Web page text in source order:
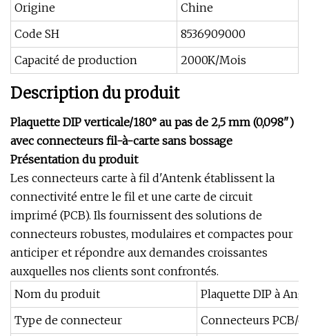
Origine
Chine
Code SH
8536909000
Capacité de production
2000K/Mois
Description du produit
Plaquette DIP verticale/180° au pas de 2,5 mm (0,098")
avec connecteurs fil-à-carte sans bossage
Présentation du produit
Les connecteurs carte à fil d'Antenk établissent la
connectivité entre le fil et une carte de circuit
imprimé (PCB). Ils fournissent des solutions de
connecteurs robustes, modulaires et compactes pour
anticiper et répondre aux demandes croissantes
auxquelles nos clients sont confrontés.
Nom du produit
Plaquette DIP à
Type de connecteur
Connecteurs PCB/